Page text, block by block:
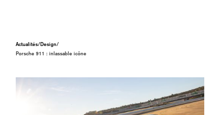
Actualités/Design/
Porsche 911 : inlassable icône